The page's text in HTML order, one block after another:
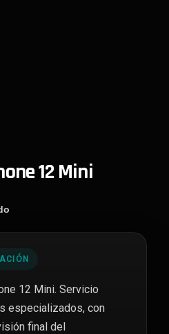
12 Mini
12 Mini. Servicio
especializados, con
final del